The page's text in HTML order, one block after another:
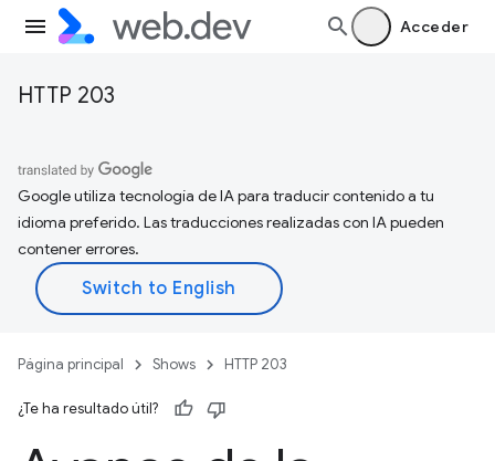
Acceder
HTTP 203
Google utiliza tecnología de IA para traducir contenido a tu
idioma preferido. Las traducciones realizadas con IA pueden
contener errores.
Página principal Shows HTTP 203
¿Te ha resultado útil?